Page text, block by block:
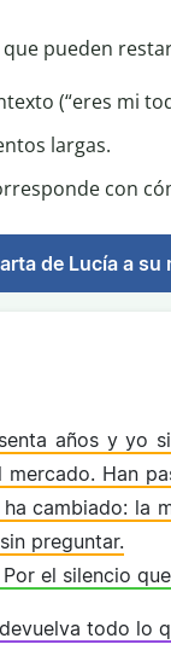
pueden
(“eres mi
largas.
con
de Lucía a
años y yo
Han
cambiado: la
preguntar.
el silencio
todo lo